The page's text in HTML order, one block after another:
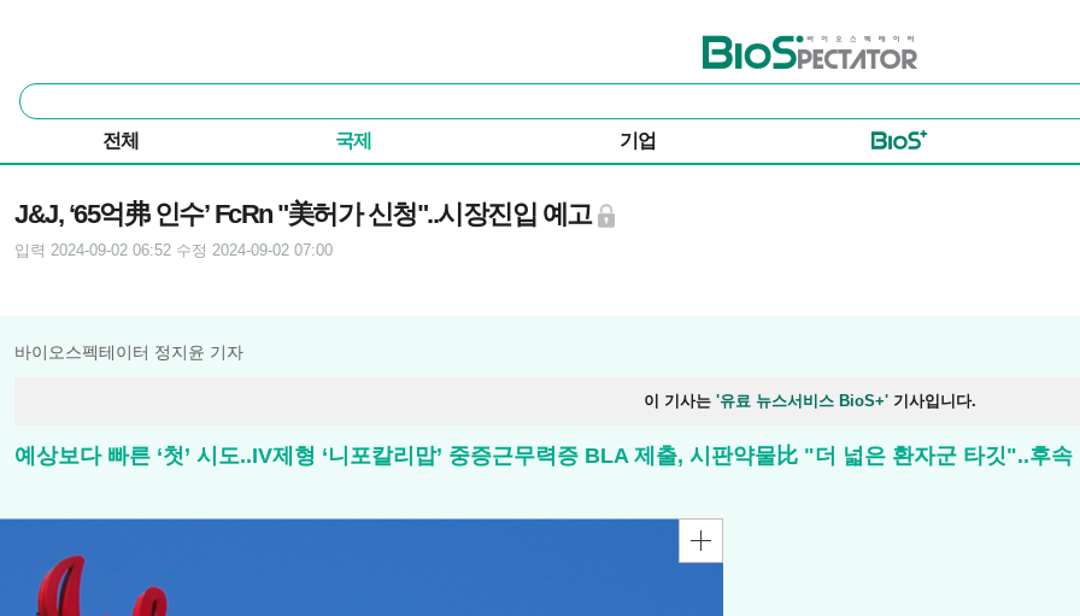
바이오스펙테이터
통
합
색
전체 국제 기업
J&J, ‘65억弗 인수’ FcRn "美허가 신청"..시장진입 예고
입력 2024-09-02 06:52 수정 2024-09-02 07:00
바이오스펙테이터 정지윤 기자
이 기사는 '유료 뉴스서비스 BioS+' 기사입니다.
예상보다 빠른 ‘첫’ 시도..IV제형 ‘니포칼리맙’ 중증근무력증 BLA 제출, 시판약물比 "더 넓은 환자군 타깃"..후